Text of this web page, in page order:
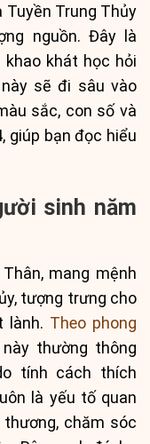
Tuyền Trung Thủy
nguồn. Đây là
khát học hỏi
sẽ đi sâu vào
sắc, con số và
giúp bạn đọc hiểu
sinh năm
mang mệnh
tượng trưng cho
lành. Theo phong
thường thông
tính cách thích
là yếu tố quan
chăm sóc